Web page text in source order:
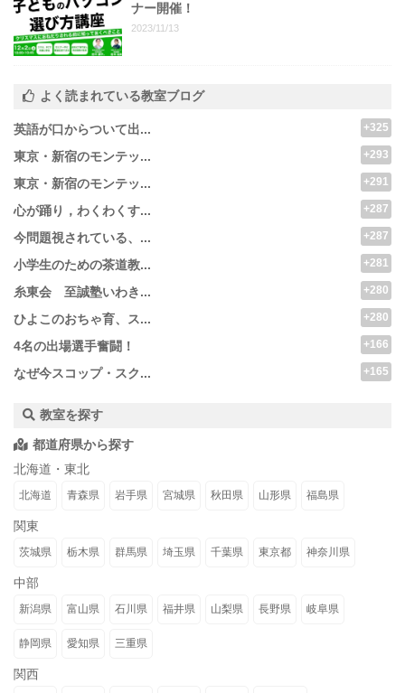
ナー開催！
2023/11/13
よく読まれている教室ブログ
英語が口からついて出... +325
東京・新宿のモンテッ... +293
東京・新宿のモンテッ... +291
心が踊り，わくわくす... +287
今問題視されている、... +287
小学生のための茶道教... +281
糸東会 至誠塾いわき... +280
ひよこのおちゃ育、ス... +280
4名の出場選手奮闘！ +166
なぜ今スコップ・スク... +165
教室を探す
都道府県から探す
北海道・東北
北海道 青森県 岩手県 宮城県 秋田県 山形県 福島県
関東
茨城県 栃木県 群馬県 埼玉県 千葉県 東京都 神奈川県
中部
新潟県 富山県 石川県 福井県 山梨県 長野県 岐阜県
静岡県 愛知県 三重県
関西